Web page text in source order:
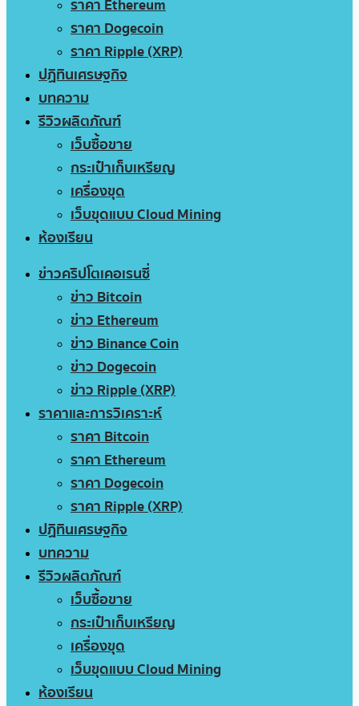
ราคา Ethereum
ราคา Dogecoin
ราคา Ripple (XRP)
ปฏิทินเศรษฐกิจ
บทความ
รีวิวผลิตภัณฑ์
เว็บซื้อขาย
กระเป๋าเก็บเหรียญ
เครื่องขุด
เว็บขุดแบบ Cloud Mining
ห้องเรียน
ข่าวคริปโตเคอเรนซี่
ข่าว Bitcoin
ข่าว Ethereum
ข่าว Binance Coin
ข่าว Dogecoin
ข่าว Ripple (XRP)
ราคาและการวิเคราะห์
ราคา Bitcoin
ราคา Ethereum
ราคา Dogecoin
ราคา Ripple (XRP)
ปฏิทินเศรษฐกิจ
บทความ
รีวิวผลิตภัณฑ์
เว็บซื้อขาย
กระเป๋าเก็บเหรียญ
เครื่องขุด
เว็บขุดแบบ Cloud Mining
ห้องเรียน